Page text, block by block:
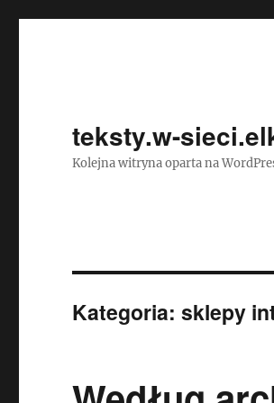
teksty.w-
Kolejna witryna oparta na
Kategoria:sklepy